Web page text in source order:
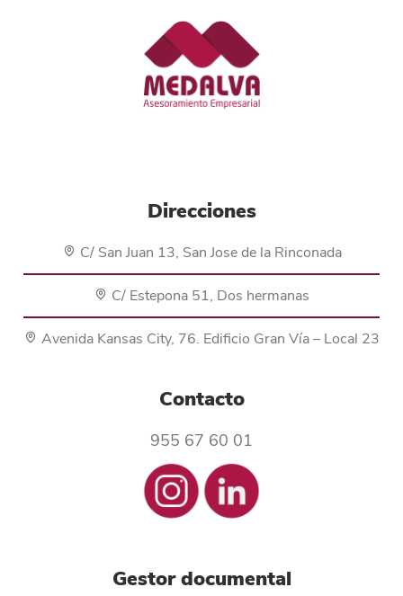
Direcciones
C/ San Juan 13, San Jose de la Rinconada
C/ Estepona 51, Dos hermanas
Avenida Kansas City, 76. Edificio Gran Vía – Local 23
Contacto
955 67 60 01
Gestor documental